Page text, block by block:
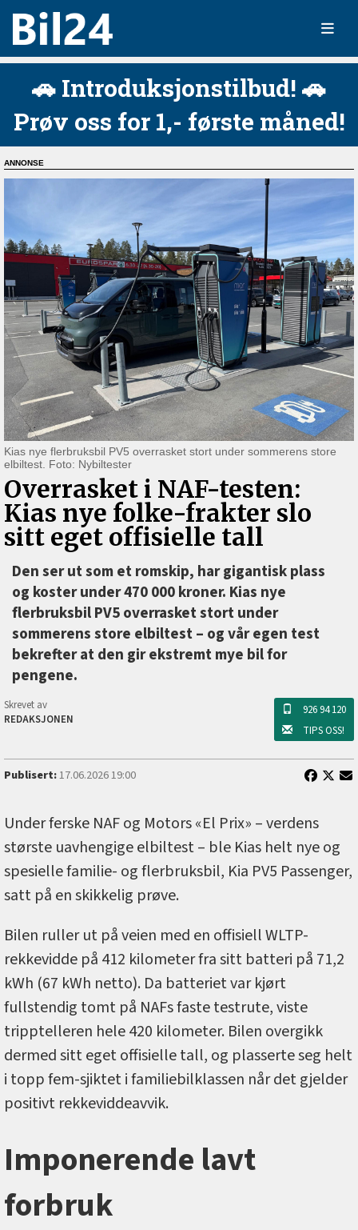
🚗 Introduksjonstilbud! 🚗
Prøv oss for 1,- første måned!
Kias nye flerbruksbil PV5 overrasket stort under sommerens store
elbiltest. Foto: Nybiltester
Overrasket i NAF-testen:
Kias nye folke-frakter slo
sitt eget offisielle tall
Den ser ut som et romskip, har gigantisk plass
og koster under 470 000 kroner. Kias nye
flerbruksbil PV5 overrasket stort under
sommerens store elbiltest –⁠ og vår egen test
bekrefter at den gir ekstremt mye bil for
pengene.
Skrevet av
REDAKSJONEN
926 94 120
TIPS OSS!
Publisert:17.06.2026 19:00
Under ferske NAF og Motors «El Prix» – verdens
største uavhengige elbiltest – ble Kias helt nye og
spesielle familie- og flerbruksbil, Kia PV5 Passenger,
satt på en skikkelig prøve.
Bilen ruller ut på veien med en offisiell WLTP-
rekkevidde på 412 kilometer fra sitt batteri på 71,2
kWh (67 kWh netto). Da batteriet var kjørt
fullstendig tomt på NAFs faste testrute, viste
tripptelleren hele 420 kilometer. Bilen overgikk
dermed sitt eget offisielle tall, og plasserte seg helt
i topp fem-sjiktet i familiebilklassen når det gjelder
positivt rekkeviddeavvik.
Imponerende lavt
forbruk